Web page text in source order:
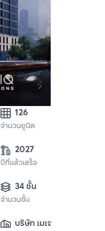
126
จำนวนยูนิต
2027
ปีที่แล้วเสร็จ
34 ชั้น
จำนวนชั้น
บริษัท เมเจอร์ ดี